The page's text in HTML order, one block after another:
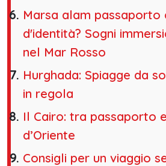
Marsa alam passaporto
d'identità? Sogni
nel Mar Rosso
Hurghada: Spiagge da
in regola
Il Cairo: tra passaporto
d’Oriente
Consigli per un viaggio